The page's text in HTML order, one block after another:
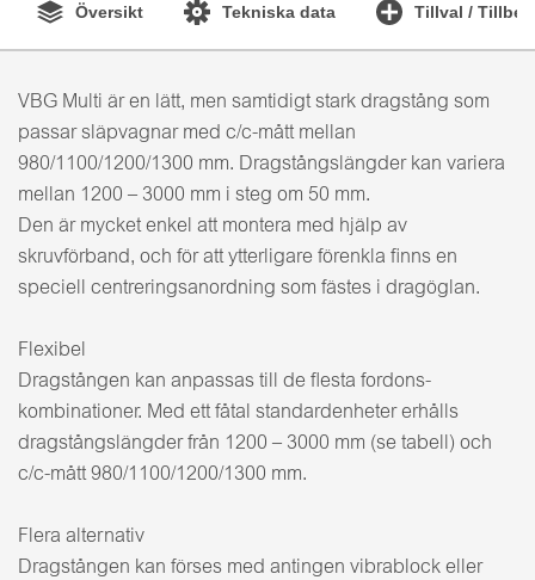
Översikt Tekniska data Tillval /
VBG Multi är en lätt, men samtidigt stark dragstång som
passar släpvagnar med c/c-mått mellan
980/1100/1200/1300 mm. Dragstångslängder kan variera
mellan 1200 – 3000 mm i steg om 50 mm.
Den är mycket enkel att montera med hjälp av
skruvförband, och för att ytterligare förenkla finns en
speciell centreringsanordning som fästes i dragöglan.
Flexibel
Dragstången kan anpassas till de flesta fordons-
kombinationer. Med ett fåtal standardenheter erhålls
dragstångslängder från 1200 – 3000 mm (se tabell) och
c/c-mått 980/1100/1200/1300 mm.
Flera alternativ
Dragstången kan förses med antingen vibrablock eller